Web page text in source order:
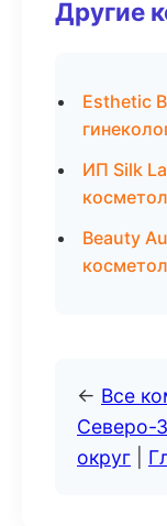
Другие
Esthetic
ИП Silk
Beauty
← Все
Северо-
округ